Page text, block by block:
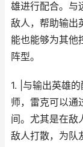
雄进行配合。与
敌人，帮助输出
能也能够为其他
阵型。
1. |与输出英雄
师，雷克可以通
间。尤其是在敌
敌人打散，为队